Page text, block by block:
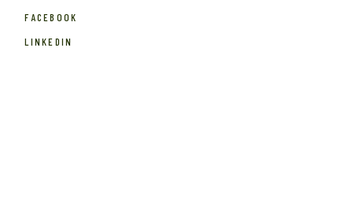
FACEBOOK
LINKEDIN